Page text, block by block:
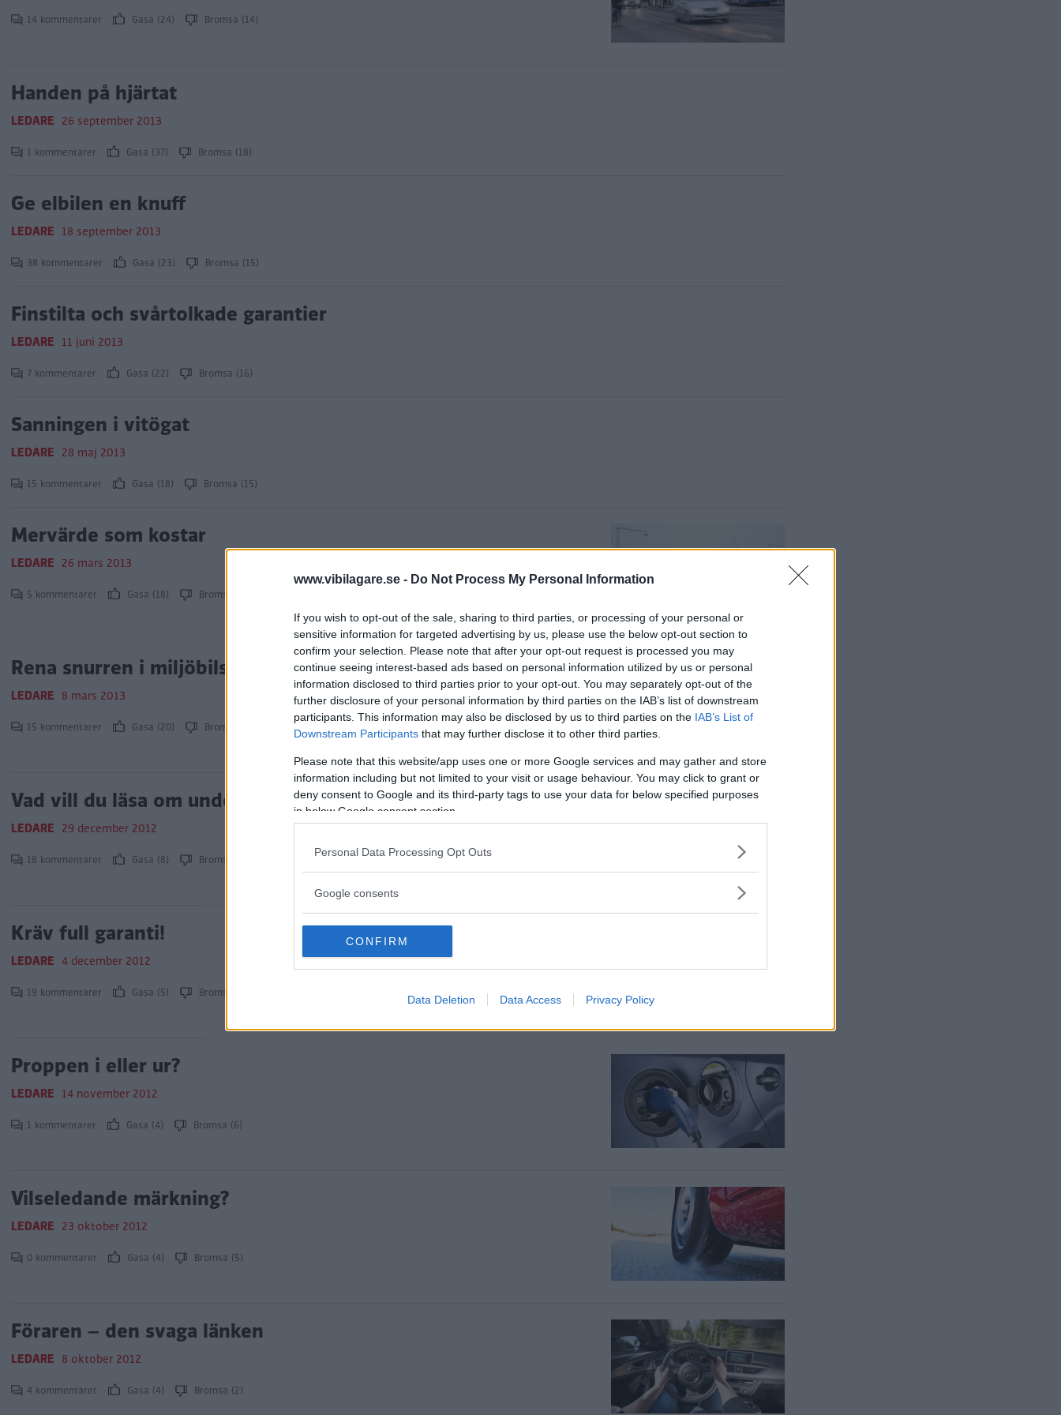
www.vibilagare.se - Do Not Process My Personal Information
If you wish to opt-out of the sale, sharing to third parties, or processing of your personal or
sensitive information for targeted advertising by us, please use the below opt-out section to
confirm your selection. Please note that after your opt-out request is processed you may
continue seeing interest-based ads based on personal information utilized by us or personal
information disclosed to third parties prior to your opt-out. You may separately opt-out of the
further disclosure of your personal information by third parties on the IAB’s list of downstream
participants. This information may also be disclosed by us to third parties on the IAB’s List of
Downstream Participants that may further disclose it to other third parties.
Please note that this website/app uses one or more Google services and may gather and store
information including but not limited to your visit or usage behaviour. You may click to grant or
deny consent to Google and its third-party tags to use your data for below specified purposes
in below Google consent section.
Personal Data Processing Opt Outs
Google consents
CONFIRM
Data Deletion Data Access Privacy Policy
14 kommentarer Gasa (24) Bromsa (14)
Handen på hjärtat
LEDARE 26 september 2013
1 kommentarer Gasa (37) Bromsa (18)
Ge elbilen en knuff
LEDARE 18 september 2013
38 kommentarer Gasa (23) Bromsa (15)
Finstilta och svårtolkade garantier
LEDARE 11 juni 2013
7 kommentarer Gasa (22) Bromsa (16)
Sanningen i vitögat
LEDARE 28 maj 2013
15 kommentarer Gasa (18) Bromsa (15)
Mervärde som kostar
LEDARE 26 mars 2013
5 kommentarer Gasa (18) Bromsa (16)
Rena snurren i miljöbilsreglerna
LEDARE 8 mars 2013
15 kommentarer Gasa (20) Bromsa (14)
Vad vill du läsa om under 2013?
LEDARE 29 december 2012
18 kommentarer Gasa (8) Bromsa (6)
Kräv full garanti!
LEDARE 4 december 2012
19 kommentarer Gasa (5) Bromsa (7)
Proppen i eller ur?
LEDARE 14 november 2012
1 kommentarer Gasa (4) Bromsa (6)
Vilseledande märkning?
LEDARE 23 oktober 2012
0 kommentarer Gasa (4) Bromsa (5)
Föraren – den svaga länken
LEDARE 8 oktober 2012
4 kommentarer Gasa (4) Bromsa (2)